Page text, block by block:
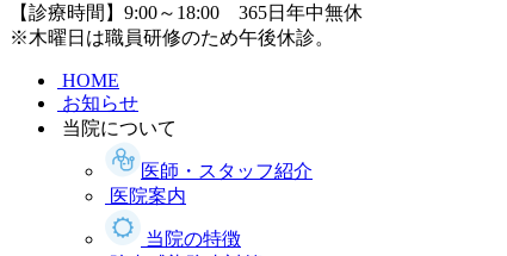
【診療時間】9:00～18:00 365日年中無休
※木曜日は職員研修のため午後休診。
HOME
お知らせ
当院について
医師・スタッフ紹介
医院案内
当院の特徴